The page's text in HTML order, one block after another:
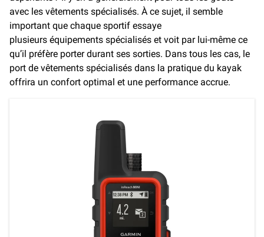
avec les vêtements spécialisés. À ce sujet, il semble
important que chaque sportif essaye
plusieurs équipements spécialisés et voit par lui-même ce
qu’il préfère porter durant ses sorties. Dans tous les cas, le
port de vêtements spécialisés dans la pratique du kayak
offrira un confort optimal et une performance accrue.